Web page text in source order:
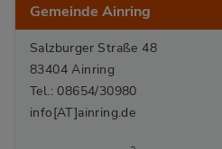
Gemeinde Ainring
Salzburger Straße 48
83404 Ainring
Tel.: 08654/30980
info[AT]ainring.de